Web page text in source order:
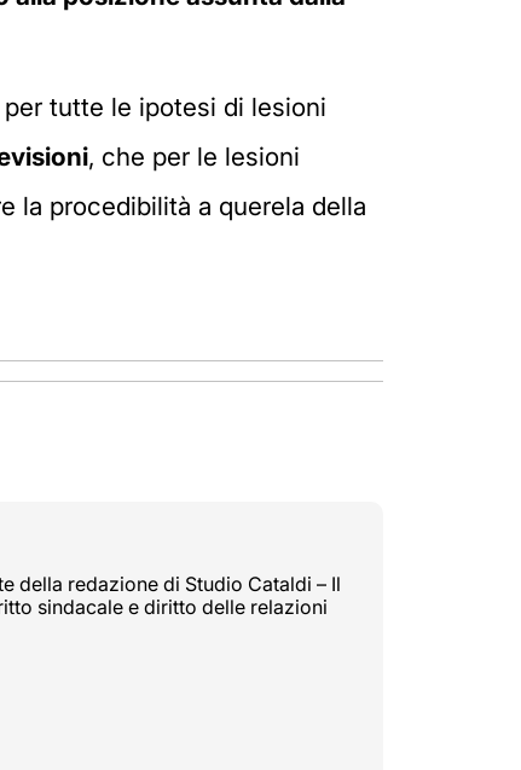
tutte le ipotesi di lesioni
, che per le lesioni
la procedibilità a querela della
della redazione di Studio Cataldi – Il
sindacale e diritto delle relazioni